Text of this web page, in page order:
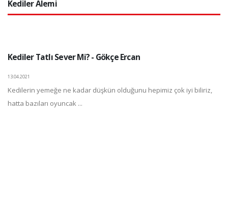
Kediler Alemi
Kediler Tatlı Sever Mi? - Gökçe Ercan
13.04.2021
Kedilerin yemeğe ne kadar düşkün olduğunu hepimiz çok iyi biliriz,
hatta bazıları oyuncak ...